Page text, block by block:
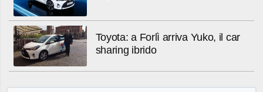
Toyota: a Forlì arriva Yuko, il car
sharing ibrido